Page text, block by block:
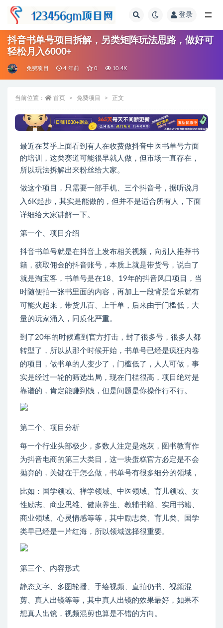
登录
抖音书单号项目拆解，另类矩阵玩法思路，做好可
轻松月入6000+
免费项目 4 年前 0 10.4K
当前位置： 首页 免费项目 正文
最近在某乎上面看到有人在收费做抖音中医书单号方面
的培训，这类赛道可能很早就人做，但市场一直存在，
所以玩法拆解出来粉丝给大家。
做这个项目，只需要一部手机、三个抖音号，据听说月
入6K起步，其实是能做的，但并不是适合所有人，下面
详细给大家讲解一下。
第一个、项目介绍
抖音书单号就是在抖音上发布相关视频，向别人推荐书
籍，获取佣金的抖音账号，本质上就是带货号，说白了
就是淘宝客，书单号是在18、19年的抖音风口项目，当
时随便拍一张书里面的内容，再加上一段背景音乐就有
可能火起来，带货几百、上千单，后来由于门槛低，大
量的玩家涌入，同质化严重。
到了20年的时候遭到官方打击，封了很多号，很多人都
转型了，所以从那个时候开始，书单号已经是疯狂内卷
的项目，做书单的人变少了，门槛低了，人人可做，事
实是经过一轮的筛选出局，现在门槛很高，项目绝对是
靠谱的，肯定能赚到钱，但是问题是你操作行不行。
第二个、项目分析
每一个行业头部极少，多数人注定是炮灰，图书教育作
为抖音电商的第三大类目，这一块蛋糕官方必定是不会
抛弃的，关键在于怎么做，书单号有很多细分的领域，
比如：国学领域、禅学领域、中医领域、育儿领域、女
性励志、商业思维、健康养生、教辅书籍、实用书籍、
商业领域、心灵情感等等，其中励志类、育儿类、国学
类早已经是一片红海，所以领域选择很重要。
第三个、内容形式
静态文字、多图轮播、手绘视频、直拍仍书、视频混
剪、真人出镜等等，其中真人出镜的效果最好，如果不
想真人出镜，视频混剪也算是不错的方向。